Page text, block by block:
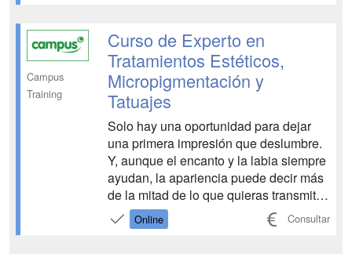
Campus
Training
Curso de Experto en
Tratamientos Estéticos,
Micropigmentación y
Tatuajes
Solo hay una oportunidad para dejar
una primera impresión que deslumbre.
Y, aunque el encanto y la labia siempre
ayudan, la apariencia puede decir más
de la mitad de lo que quieras transmitir.
Cuando hablamos de imagen, existen
multitud de detalles que deben
Online Consultar